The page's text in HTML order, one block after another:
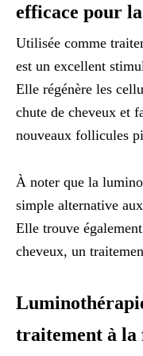
efficace pour la
Utilisée comme
est un excellent
Elle régénère les
chute de cheveux et
nouveaux follicules
À noter que la
simple alternative
Elle trouve
cheveux, un
traitement à la